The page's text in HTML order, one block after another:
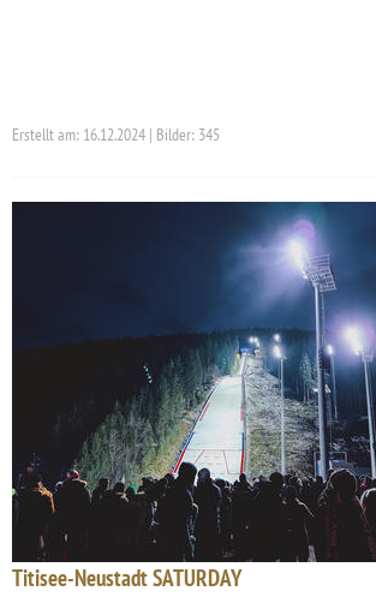
Erstellt am: 16.12.2024 | Bilder: 345
Titisee-Neustadt SATURDAY